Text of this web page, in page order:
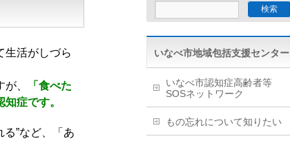
生活がしづら
、
「食べた
症です。
”など、「あ
いなべ市地域包括支援センター
いなべ市認知症高齢者等
SOSネットワーク
もの忘れについて知りたい